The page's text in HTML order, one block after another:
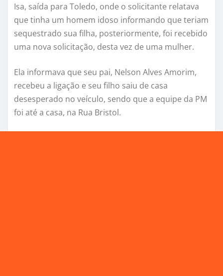
Isa, saída para Toledo, onde o solicitante relatava
que tinha um homem idoso informando que teriam
sequestrado sua filha, posteriormente, foi recebido
uma nova solicitação, desta vez de uma mulher.
Ela informava que seu pai, Nelson Alves Amorim,
recebeu a ligação e seu filho saiu de casa
desesperado no veículo, sendo que a equipe da PM
foi até a casa, na Rua Bristol.